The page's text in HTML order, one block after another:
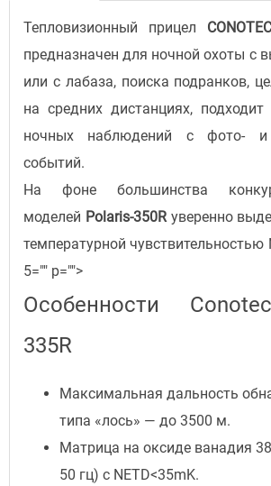
Тепловизионный прицел
предназначен для ночной охоты с
или с лабаза, поиска подранков,
на средних дистанциях,
ночных наблюдений с фото- и
событий.
На фоне большинства
моделей Polaris-350Rуверенно
температурной чувствительностью
5="" p="">
Особенности
335R
Максимальная дальность
типа «лось» — до 3500 м.
Матрица на оксиде ванадия
50 гц) с NETD<35mK.